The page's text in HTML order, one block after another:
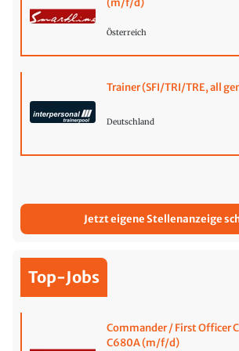
(m/f/d)
Österreich
Trainer (SFI/TRI/TRE, all
Deutschland
Jetzt eigene Stellenanzeige
Top-Jobs
Commander / First Officer
C680A (m/f/d)